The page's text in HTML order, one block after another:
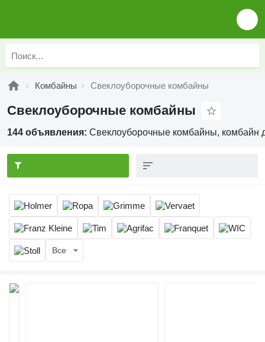
Комбайны Свеклоуборочные комбайны
Свеклоуборочные комбайны
144 объявления: Свеклоуборочные комбайны, комбайн
Все